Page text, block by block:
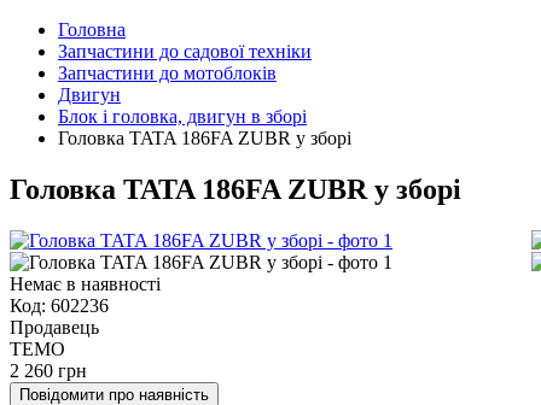
Головна
Запчастини до садової техніки
Запчастини до мотоблоків
Двигун
Блок і головка, двигун в зборі
Головка TATA 186FA ZUBR у зборі
Головка TATA 186FA ZUBR у зборі
Немає в наявності
Код: 602236
Продавець
TEMO
2 260 грн
Повідомити про наявність